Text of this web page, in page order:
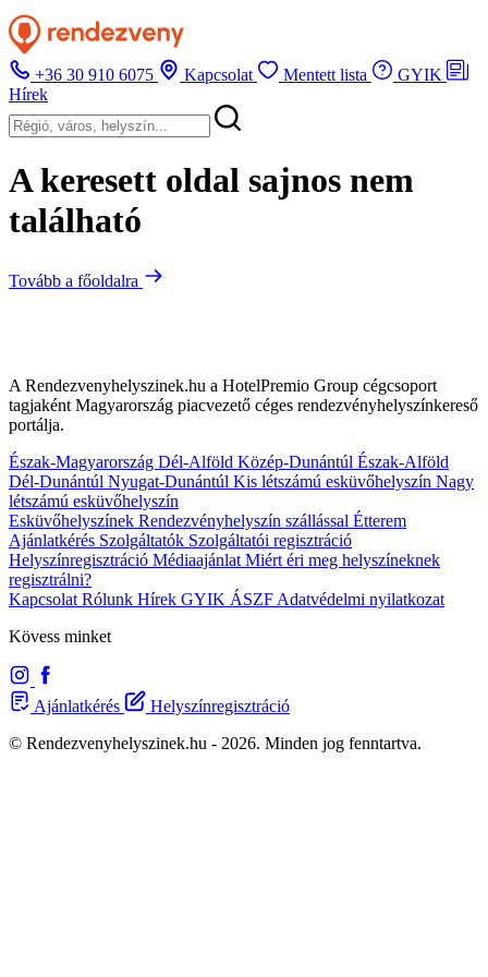
+36 30 910 6075 Kapcsolat Mentett lista
GYIK
Hírek
A keresett oldal sajnos nem
található
Tovább a főoldalra
A Rendezvenyhelyszinek.hu a HotelPremio Group cégcsoport
tagjaként Magyarország piacvezető céges rendezvényhelyszínkereső
portálja.
Észak-Magyarország Dél-Alföld Közép-Dunántúl Észak-Alföld
Dél-Dunántúl Nyugat-Dunántúl Kis létszámú esküvőhelyszín Nagy
létszámú esküvőhelyszín
Esküvőhelyszínek Rendezvényhelyszín szállással Étterem
Ajánlatkérés Szolgáltatók Szolgáltatói regisztráció
Helyszínregisztráció Médiaajánlat Miért éri meg helyszíneknek
regisztrálni?
Kapcsolat Rólunk Hírek GYIK ÁSZF Adatvédelmi nyilatkozat
Kövess minket
Ajánlatkérés
Helyszínregisztráció
© Rendezvenyhelyszinek.hu - 2026. Minden jog fenntartva.